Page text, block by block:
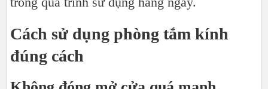
Cách sử dụng phòng tắm kính
đúng cách